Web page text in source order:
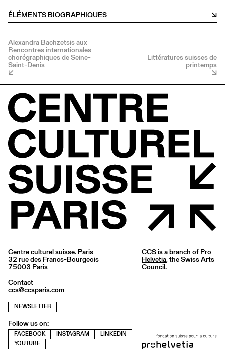
ÉLÉMENTS BIOGRAPHIQUES
Alexandra Bachzetsis aux
Rencontres internationales
chorégraphiques de Seine-
Saint-Denis
Littératures suisses de
printemps
Centre culturel suisse. Paris
32 rue des Francs-Bourgeois
75003 Paris
Contact
ccs@ccsparis.com
NEWSLETTER
Follow us on:
FACEBOOK INSTAGRAM
LINKEDIN
YOUTUBE
CCS is a branch of Pro
Helvetia, the Swiss Arts
Council.